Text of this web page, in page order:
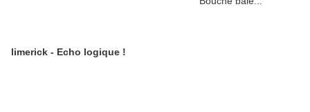
limerick - Echo logique !